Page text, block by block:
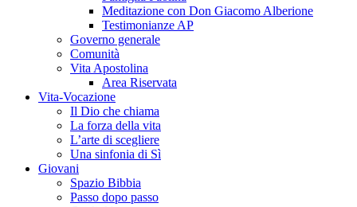
Meditazione con Don Giacomo Alberione
Testimonianze AP
Governo generale
Comunità
Vita Apostolina
Area Riservata
Vita-Vocazione
Il Dio che chiama
La forza della vita
L’arte di scegliere
Una sinfonia di Sì
Giovani
Spazio Bibbia
Passo dopo passo